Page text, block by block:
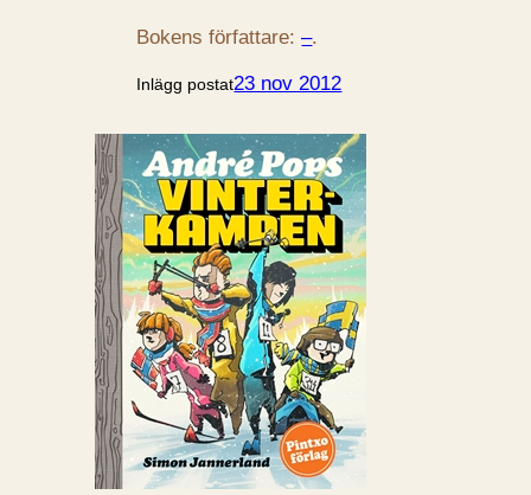
Bokens författare:–.
Inlägg postat23 nov 2012